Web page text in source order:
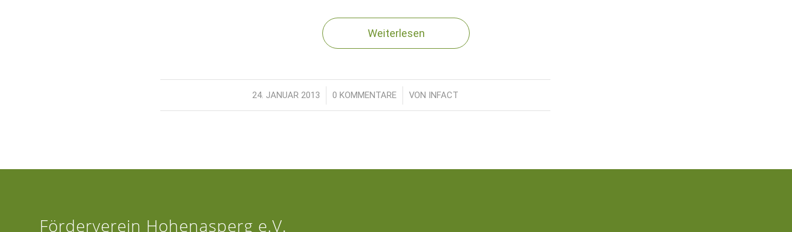
Weiterlesen
24. JANUAR 2013
/ 0 KOMMENTARE
/ VON INFACT
Förderverein Hohenasperg e.V.